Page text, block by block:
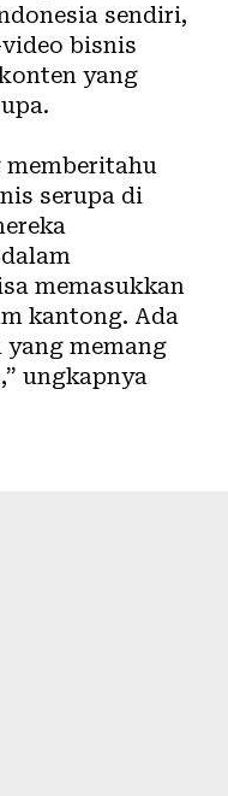
sendiri,
bisnis
yang
memberitahu
serupa di
memasukkan
kantong. Ada
memang
ungkapnya